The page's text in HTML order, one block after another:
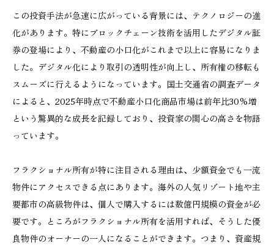
この投資手法が急速に広がっている背景には、テクノロジーの進
化があります。特にブロックチェーン技術を活用したデジタル証
券の登場により、不動産の小口化がこれまで以上に容易になりま
した。デジタル化により取引の透明性が向上し、所有権の移転も
スムーズに行えるようになっています。国土交通省の調査データ
によると、2025年時点で不動産小口化商品市場は前年比30%増
という驚異的な成長を記録しており、投資家の関心の高さを物語
っています。
フラクショナル所有が特に注目される理由は、少額資金でも一流
物件にアクセスできる点にあります。海外の人気リゾート地や主
要都市の高級物件は、個人で購入するには数億円規模の資金が必
要です。ところがフラクショナル所有を活用すれば、そうした優
良物件のオーナーの一人になることができます。つまり、資産規